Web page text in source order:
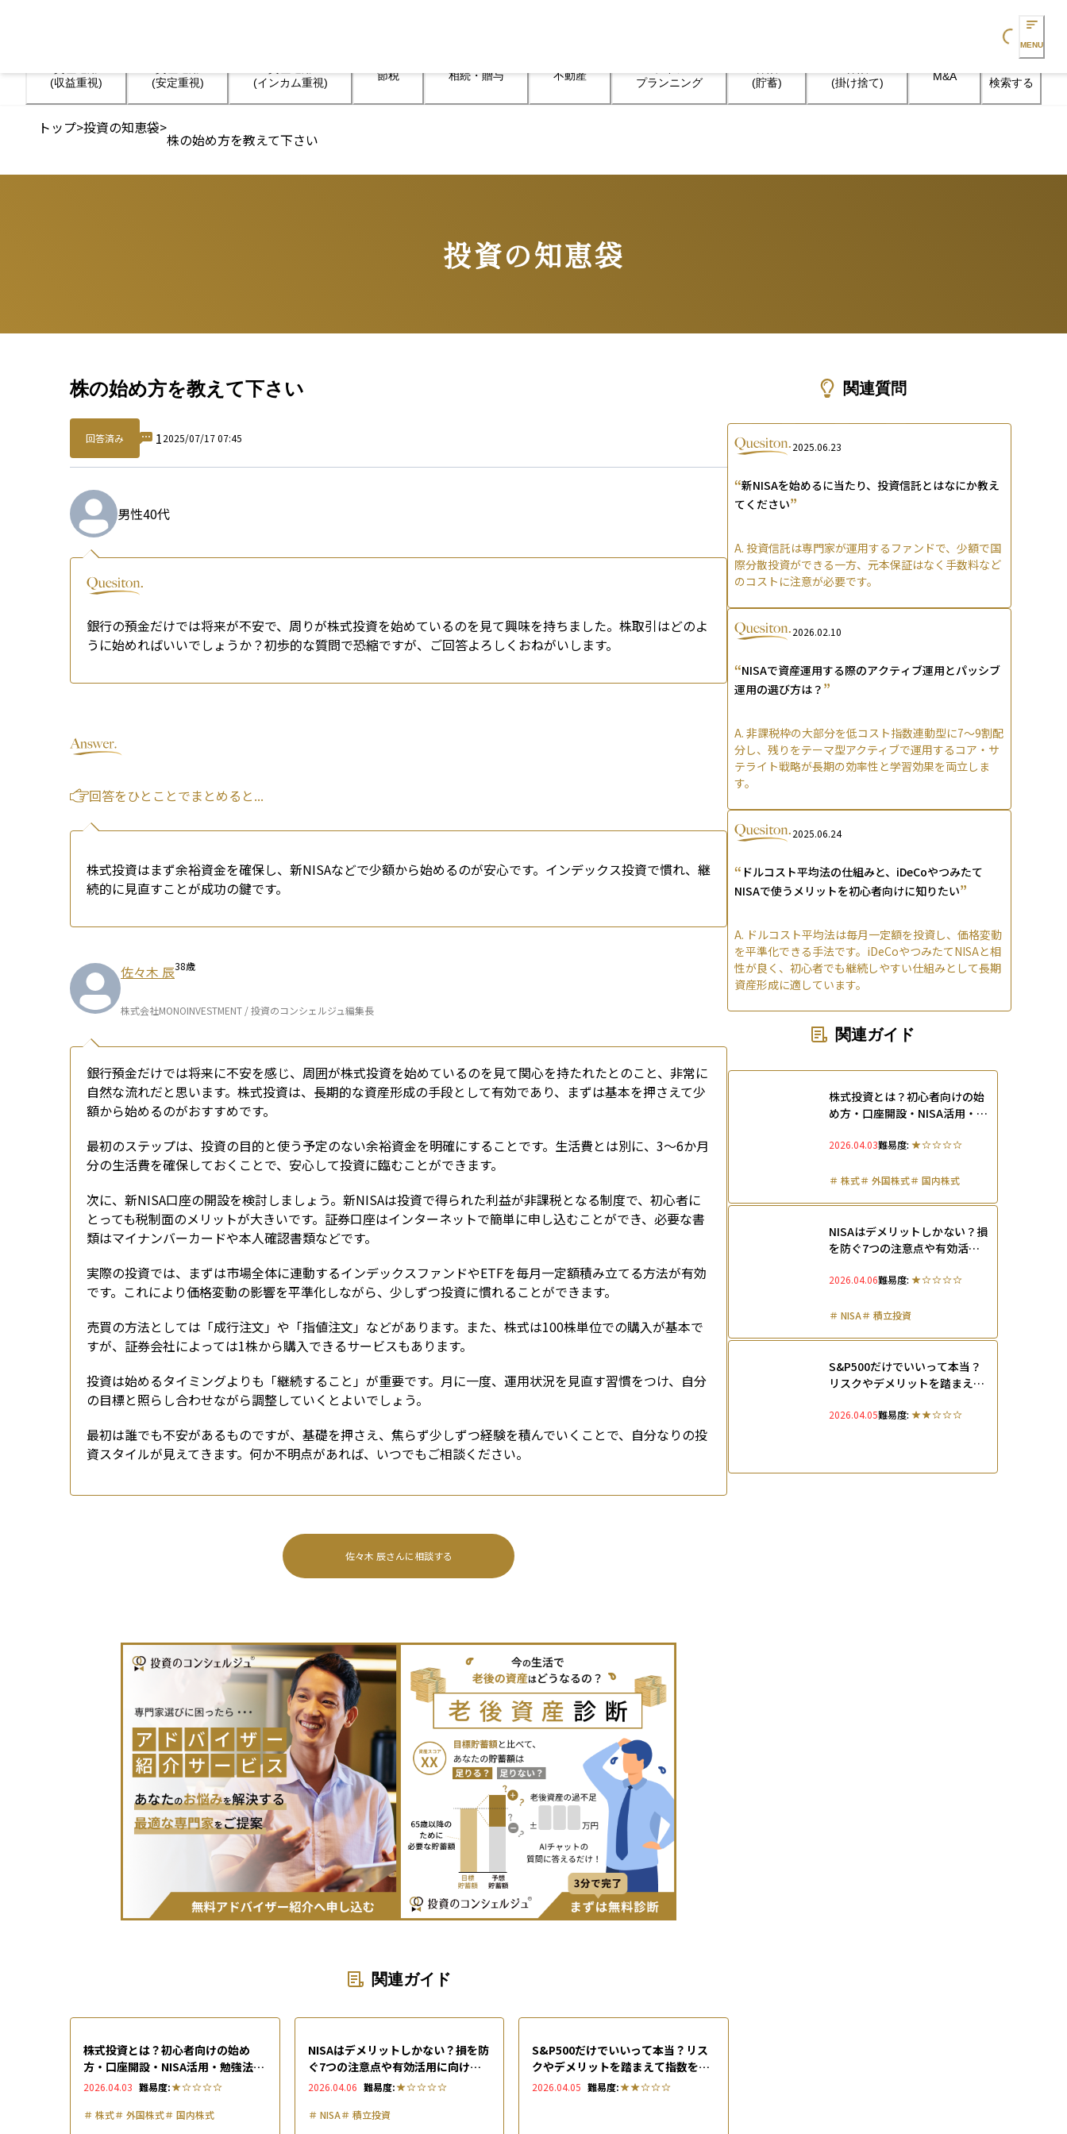
Loading...
MENU
(収益重視)
(安定重視)
(インカム重視)
節税 相続・贈与 不動産
プランニング
(貯蓄)
(掛け捨て)
M&A 検索する
トップ>投資の知恵袋>
株の始め方を教えて下さい
投資の知恵袋
Questions
株の始め方を教えて下さい
回答済み 12025/07/17 07:45
男性40代
銀行の預金だけでは将来が不安で、周りが株式投資を始めているのを見て興味を持ちました。株取引はどのよ
うに始めればいいでしょうか？初歩的な質問で恐縮ですが、ご回答よろしくおねがいします。
回答をひとことでまとめると...
株式投資はまず余裕資金を確保し、新NISAなどで少額から始めるのが安心です。インデックス投資で慣れ、継
続的に見直すことが成功の鍵です。
佐々木 辰38歳
株式会社MONOINVESTMENT / 投資のコンシェルジュ編集長
銀行預金だけでは将来に不安を感じ、周囲が株式投資を始めているのを見て関心を持たれたとのこと、非常に
自然な流れだと思います。株式投資は、長期的な資産形成の手段として有効であり、まずは基本を押さえて少
額から始めるのがおすすめです。
最初のステップは、投資の目的と使う予定のない余裕資金を明確にすることです。生活費とは別に、3〜6か月
分の生活費を確保しておくことで、安心して投資に臨むことができます。
次に、新NISA口座の開設を検討しましょう。新NISAは投資で得られた利益が非課税となる制度で、初心者に
とっても税制面のメリットが大きいです。証券口座はインターネットで簡単に申し込むことができ、必要な書
類はマイナンバーカードや本人確認書類などです。
実際の投資では、まずは市場全体に連動するインデックスファンドやETFを毎月一定額積み立てる方法が有効
です。これにより価格変動の影響を平準化しながら、少しずつ投資に慣れることができます。
売買の方法としては「成行注文」や「指値注文」などがあります。また、株式は100株単位での購入が基本で
すが、証券会社によっては1株から購入できるサービスもあります。
投資は始めるタイミングよりも「継続すること」が重要です。月に一度、運用状況を見直す習慣をつけ、自分
の目標と照らし合わせながら調整していくとよいでしょう。
最初は誰でも不安があるものですが、基礎を押さえ、焦らず少しずつ経験を積んでいくことで、自分なりの投
資スタイルが見えてきます。何か不明点があれば、いつでもご相談ください。
佐々木 辰さんに相談する
関連ガイド
株式投資とは？初心者向けの始め
方・口座開設・NISA活用・勉強法入
門ガイド
2026.04.03 難易度:
＃ 株式＃ 外国株式＃ 国内株式
NISAはデメリットしかない？損を防
ぐ7つの注意点や有効活用に向けた3
つの対策を徹底解説
2026.04.06 難易度:
＃ NISA＃ 積立投資
S&P500だけでいいって本当？リス
クやデメリットを踏まえて指数を正
しく活用する方法を徹底解説
2026.04.05 難易度:
関連質問
2025.06.23
“新NISAを始めるに当たり、投資信託とはなにか教え
てください”
A. 投資信託は専門家が運用するファンドで、少額で国
際分散投資ができる一方、元本保証はなく手数料など
のコストに注意が必要です。
2026.02.10
“NISAで資産運用する際のアクティブ運用とパッシブ
運用の選び方は？ ”
A. 非課税枠の大部分を低コスト指数連動型に7〜9割配
分し、残りをテーマ型アクティブで運用するコア・サ
テライト戦略が長期の効率性と学習効果を両立しま
す。
2025.06.24
“ ドルコスト平均法の仕組みと、iDeCoやつみたて
NISAで使うメリットを初心者向けに知りたい”
A. ドルコスト平均法は毎月一定額を投資し、価格変動
を平準化できる手法です。iDeCoやつみたてNISAと相
性が良く、初心者でも継続しやすい仕組みとして長期
資産形成に適しています。
関連ガイド
株式投資とは？初心者向けの始
め方・口座開設・NISA活用・勉
2026.04.03難易度:
＃株式＃外国株式＃国内株式
NISAはデメリットしかない？損
を防ぐ7つの注意点や有効活用
2026.04.06難易度:
＃NISA＃積立投資
S&P500だけでいいって本当？
リスクやデメリットを踏まえて
底解説
2026.04.05難易度: